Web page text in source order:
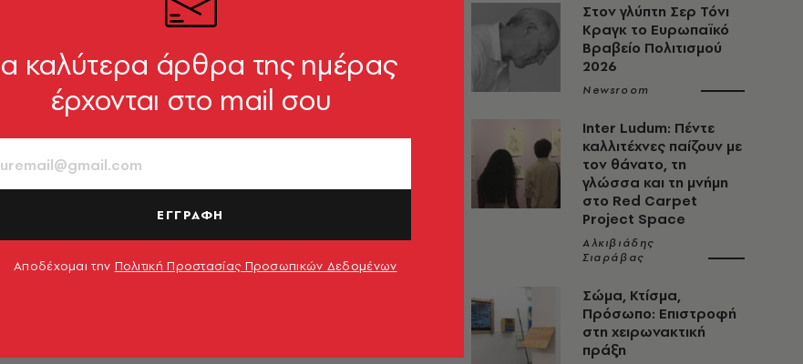
Σύγχρονης Τέχνης
Μιλήσαμε με τους
Άγγελο Πλέσσα και Iva
για την έκθεση «Being as communion»;
την έννοια της συνύπαρξης; Ποια
Στον γλύπτη Σερ Τόνι
Κραγκ το Ευρωπαϊκό
Βραβείο Πολιτισμού
2026
Newsroom
Inter Ludum: Πέντε
καλλιτέχνες παίζουν με
τον θάνατο, τη
γλώσσα και τη μνήμη
στο Red Carpet
Project Space
Αλκιβιάδης
Σιαράβας
Σώμα, Κτίσμα,
Πρόσωπο: Επιστροφή
στη χειρωνακτική
πράξη
καλύτερα άρθρα της ημέρας
έρχονται στο mail σου
ΕΓΓΡΑΦΗ
Αποδέχομαι την Πολιτική Προστασίας Προσωπικών Δεδομένων